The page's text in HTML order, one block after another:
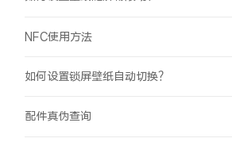
NFC使用方法
如何设置锁屏壁纸自动切换？
配件真伪查询